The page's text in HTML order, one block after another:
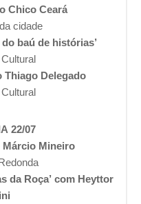
Chico Ceará
cidade
baú de histórias’
Thiago Delegado
22/07
Márcio Mineiro
da Roça’ com Heyttor